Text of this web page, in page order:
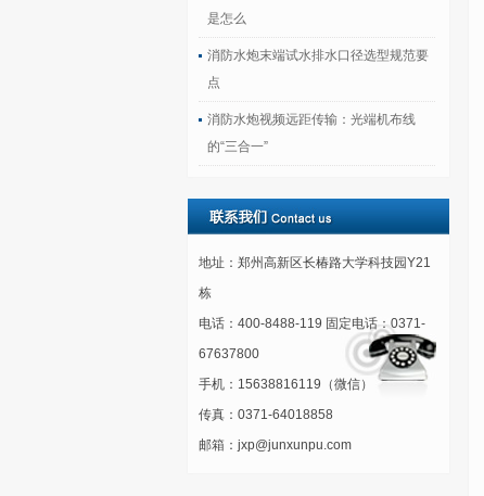
是怎么
消防水炮末端试水排水口径选型规范要
点
消防水炮视频远距传输：光端机布线
的“三合一”
地址：郑州高新区长椿路大学科技园Y21
栋
电话：400-8488-119 固定电话：0371-
67637800
手机：15638816119（微信）
传真：0371-64018858
邮箱：jxp@junxunpu.com